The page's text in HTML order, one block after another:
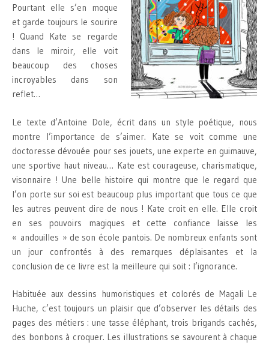
Pourtant elle s’en moque
et garde toujours le sourire
! Quand Kate se regarde
dans le miroir, elle voit
beaucoup des choses
incroyables dans son
reflet…
Le texte d’Antoine Dole, écrit dans un style poétique, nous
montre l’importance de s’aimer. Kate se voit comme une
doctoresse dévouée pour ses jouets, une experte en guimauve,
une sportive haut niveau… Kate est courageuse, charismatique,
visonnaire ! Une belle histoire qui montre que le regard que
l’on porte sur soi est beaucoup plus important que tous ce que
les autres peuvent dire de nous ! Kate croit en elle. Elle croit
en ses pouvoirs magiques et cette confiance laisse les
« andouilles » de son école pantois. De nombreux enfants sont
un jour confrontés à des remarques déplaisantes et la
conclusion de ce livre est la meilleure qui soit : l’ignorance.
Habituée aux dessins humoristiques et colorés de Magali Le
Huche, c’est toujours un plaisir que d’observer les détails des
pages des métiers : une tasse éléphant, trois brigands cachés,
des bonbons à croquer. Les illustrations se savourent à chaque